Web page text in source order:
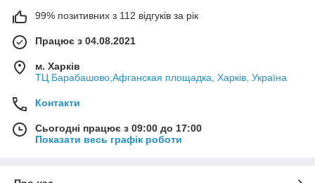
99% позитивних з 112 відгуків за рік
Працює з 04.08.2021
м. Харків
ТЦ Барабашово,Афганская площадка, Харків, Україна
Контакти
Сьогодні працює з 09:00 до 17:00
Показати весь графік роботи